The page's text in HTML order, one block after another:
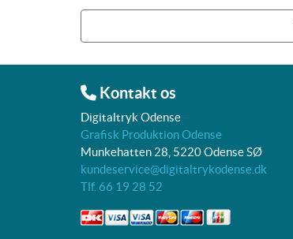
Kontakt os
Digitaltryk Odense
Grafisk Produktion Odense
Munkehatten 28, 5220 Odense SØ
kundeservice@digitaltrykodense.dk
Tlf. 66 19 28 52